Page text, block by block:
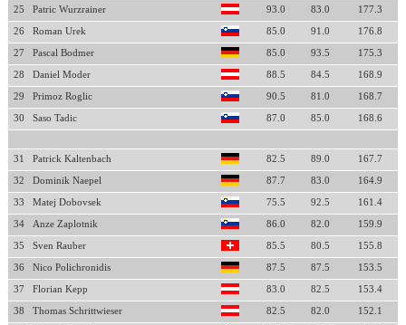
25 Patric Wurzrainer 93.0 83.0 177.3
26 Roman Urek 85.0 91.0 176.8
27 Pascal Bodmer 85.0 93.5 175.3
28 Daniel Moder 88.5 84.5 168.9
29 Primoz Roglic 90.5 81.0 168.7
30 Saso Tadic 87.0 85.0 168.6
31 Patrick Kaltenbach 82.5 89.0 167.7
32 Dominik Naepel 87.7 83.0 164.9
33 Matej Dobovsek 75.5 92.5 161.4
34 Anze Zaplotnik 86.0 82.0 159.9
35 Sven Rauber 85.5 80.5 155.8
36 Nico Polichronidis 87.5 87.5 153.5
37 Florian Kepp 83.0 82.5 153.4
38 Thomas Schrittwieser 82.5 82.0 152.1